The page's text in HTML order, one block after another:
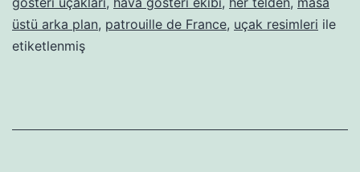
üstü arka plan, patrouille de France, uçak resimleri ile
etiketlenmiş